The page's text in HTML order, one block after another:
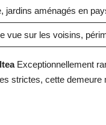
jardins aménagés en
vue sur les voisins,
Exceptionnellement
strictes, cette demeure